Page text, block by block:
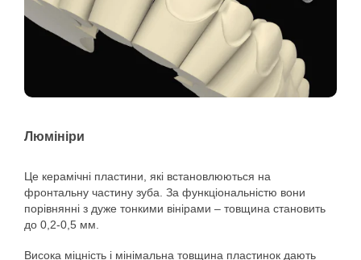
Люмініри
Це керамічні пластини, які встановлюються на
фронтальну частину зуба. За функціональністю вони
порівнянні з дуже тонкими вінірами – товщина становить
до 0,2-0,5 мм.
Висока міцність і мінімальна товщина пластинок дають